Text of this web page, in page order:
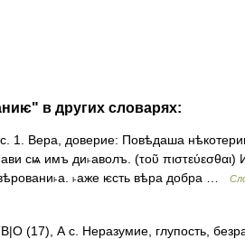
в других словарях:
Вера, доверие: Повѣдаша
сѩ имъ ди˫аволъ. (τοῦ
˫аже ѥсть вѣра добра …
А с. Неразумие, глупость,